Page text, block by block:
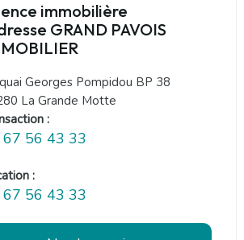
immobilière
GRAND PAVOIS
Georges Pompidou BP 38
La Grande Motte
:
56 43 33
:
56 43 33